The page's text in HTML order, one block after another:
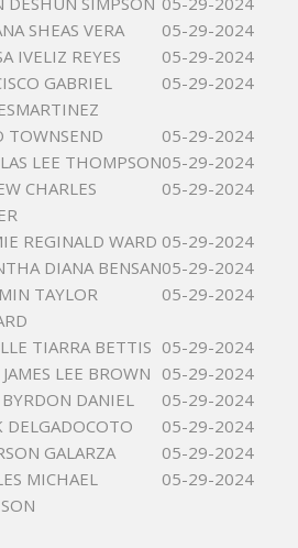
SHEAS VERA
05-29-2024
IVELIZ REYES
05-29-2024
GABRIEL
05-29-2024
TOWNSEND
05-29-2024
LEE THOMPSON05-29-2024
CHARLES
05-29-2024
REGINALD WARD 05-29-2024
DIANA BENSAN05-29-2024
TAYLOR
05-29-2024
TIARRA BETTIS 05-29-2024
LEE BROWN 05-29-2024
BYRDON DANIEL
05-29-2024
DELGADOCOTO
05-29-2024
GALARZA
05-29-2024
MICHAEL
05-29-2024